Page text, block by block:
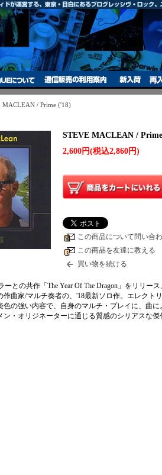
MACLEAN / Prime ('18)
STEVE MACLEAN /
2,600円(税込2,860円)
この商品について問い合
この商品を友達に教える
買い物を続ける
ーとの共作「The Year Of The Dragon」をリリー
作曲家/マルチ奏者の、'18最新ソロ作。エレクト
色の強い内容で、自身のマルチ・プレイに、曲
ン・オリジネーターに通じる質感のシリアスな傑